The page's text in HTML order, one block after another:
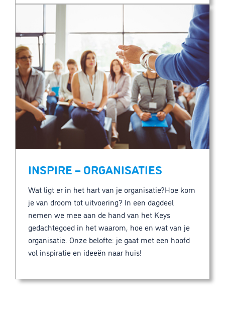
INSPIRE – ORGANISATIES
Wat ligt er in het hart van je organisatie?Hoe kom
je van droom tot uitvoering? In een dagdeel
nemen we mee aan de hand van het Keys
gedachtegoed in het waarom, hoe en wat van je
organisatie. Onze belofte: je gaat met een hoofd
vol inspiratie en ideeën naar huis!